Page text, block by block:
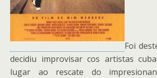
Foi
decidiu improvisar cos artistas
lugar ao rescate do